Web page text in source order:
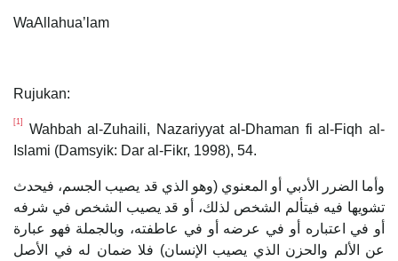
WaAllahua’lam
Rujukan:
[1]
Wahbah al-Zuhaili, Nazariyyat al-Dhaman fi al-Fiqh al-
Islami (Damsyik: Dar al-Fikr, 1998), 54.
وأما الضرر الأدبي أو المعنوي (وهو الذي قد يصيب الجسم، فيحدث
تشويها فيه فيتألم الشخص لذلك، أو قد يصيب الشخص في شرفه
أو في اعتباره أو في عرضه أو في عاطفته، وبالجملة فهو عبارة
عن الألم والحزن الذي يصيب الإنسان) فلا ضمان له في الأصل